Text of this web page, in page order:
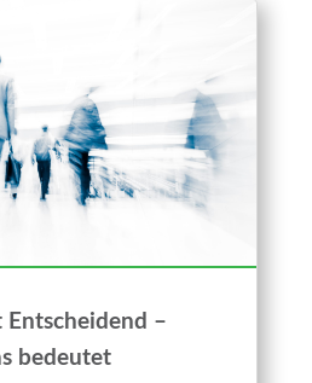
Entscheidend –
bedeutet